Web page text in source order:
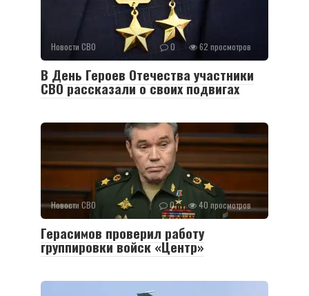
Новости СВО 0 62 просмотров
В День Героев Отечества участники
СВО рассказали о своих подвигах
Новости СВО 0 40 просмотров
Герасимов проверил работу
группировки войск «Центр»